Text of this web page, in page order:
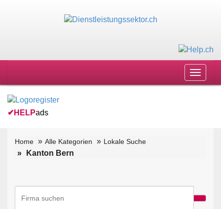
Toggle
✔ HELPads
Home Alle Kategorien Lokale Suche
Kanton Bern